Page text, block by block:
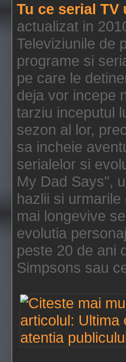
Tu ce serial
actualizat in
Televiziunile de
programe si
pe care le
deja vor incepe
tarziu inceputul
sezon al lor,
sa incheie
serialelor si
My Dad Says",
hazlii si
mai longevive
evolutia
peste 20 de ani
Simpsons sau